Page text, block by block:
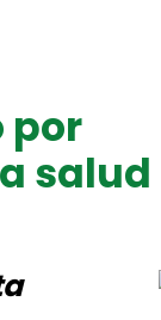
por
salud